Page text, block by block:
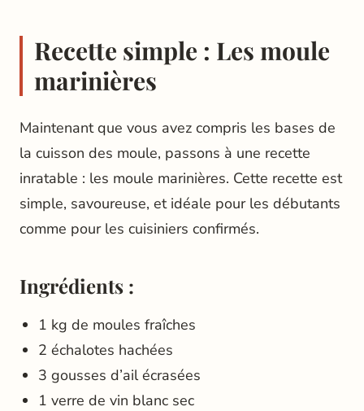
Recette simple : Les moule
marinières
Maintenant que vous avez compris les bases de
la cuisson des moule, passons à une recette
inratable : les moule marinières. Cette recette est
simple, savoureuse, et idéale pour les débutants
comme pour les cuisiniers confirmés.
Ingrédients :
1 kg de moules fraîches
2 échalotes hachées
3 gousses d’ail écrasées
1 verre de vin blanc sec